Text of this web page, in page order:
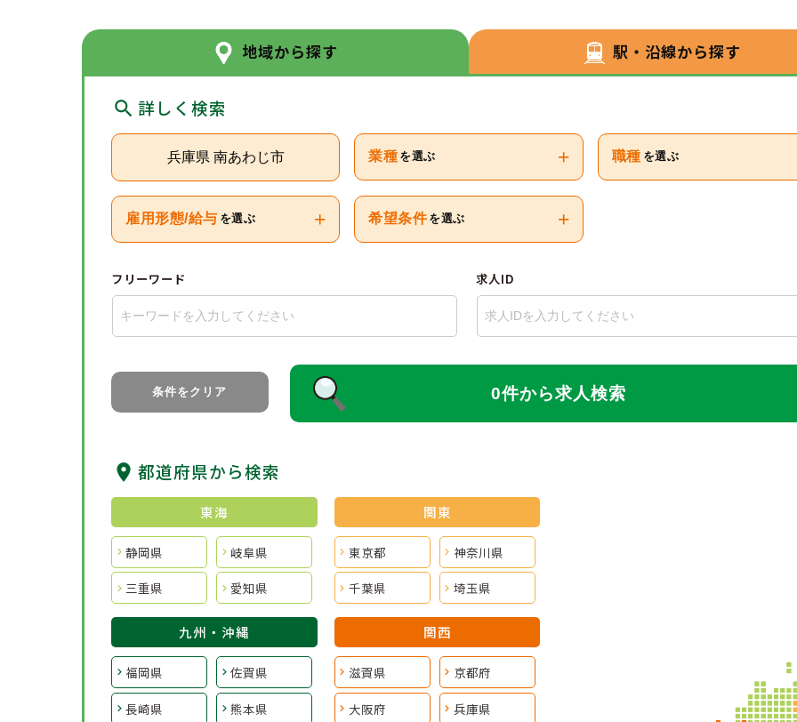
地域から探す 駅・沿線から探す
詳しく検索
兵庫県 南あわじ市 業種 を選ぶ + 職種 を選ぶ
雇用形態/給与 を選ぶ + 希望条件 を選ぶ +
フリーワード 求人ID
条件をクリア 0件から求人検索
都道府県から検索
東海
静岡県 岐阜県
三重県 愛知県
関東
東京都 神奈川県
千葉県 埼玉県
九州・沖縄
福岡県 佐賀県
長崎県 熊本県
関西
滋賀県 京都府
大阪府 兵庫県